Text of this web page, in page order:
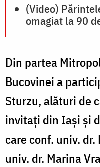
(Video)
omagiat la 90
Din partea
Bucovinei a
Sturzu, alături de
invitați din Iași și
care conf. univ.
univ. dr. Marina